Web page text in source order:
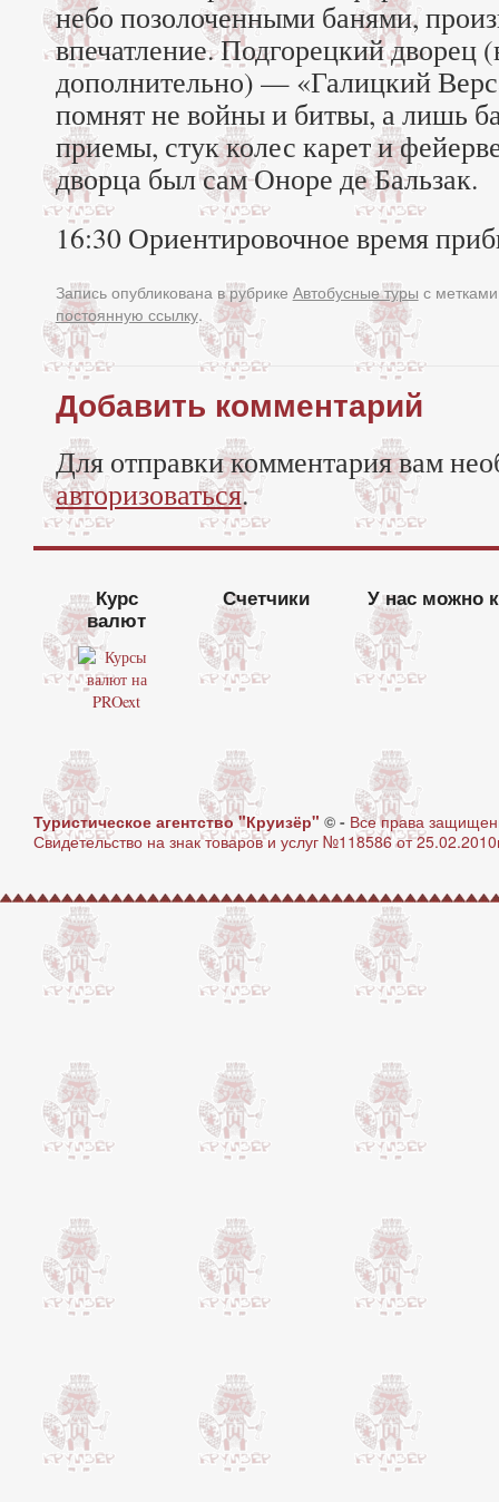
небо позолоченными банями,
впечатление. Подгорецкий дворец
дополнительно) — «Галицкий
помнят не войны и битвы, а лишь
приемы, стук колес карет и
дворца был сам Оноре де Бальзак.
16:30 Ориентировочное время
Запись опубликована в рубрике Автобусные туры с
постоянную ссылку.
Добавить комментарий
Для отправки комментария вам
авторизоваться.
Курс
валют
Счетчики У нас можно
Туристическое агентство "Круизёр" © - Все права
Свидетельство на знак товаров и услуг №118586 от